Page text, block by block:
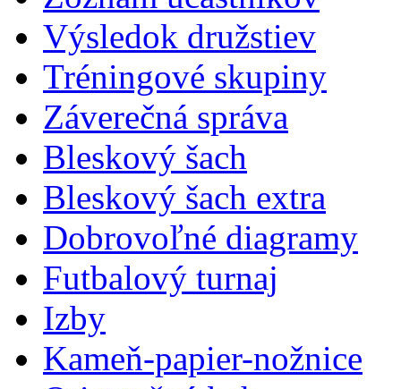
Výsledok družstiev
Tréningové skupiny
Záverečná správa
Bleskový šach
Bleskový šach extra
Dobrovoľné diagramy
Futbalový turnaj
Izby
Kameň-papier-nožnice